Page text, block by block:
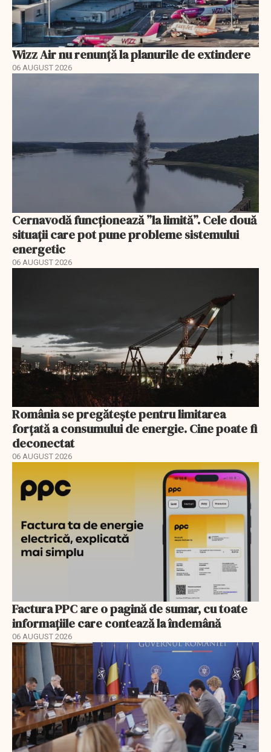
Wizz Air nu renunță la planurile de extindere
06 AUGUST 2026
Cernavodă funcționează ”la limită”. Cele două
situații care pot pune probleme sistemului
energetic
06 AUGUST 2026
România se pregătește pentru limitarea
forțată a consumului de energie. Cine poate fi
deconectat
06 AUGUST 2026
Factura PPC are o pagină de sumar, cu toate
informațiile care contează la îndemână
06 AUGUST 2026